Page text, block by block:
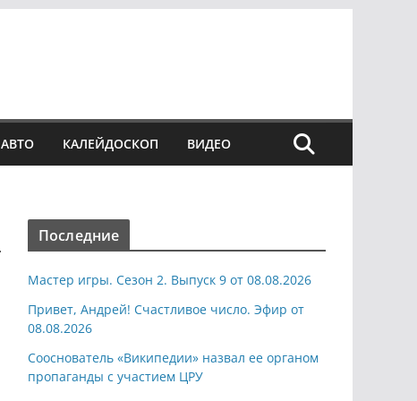
АВТО КАЛЕЙДОСКОП ВИДЕО
Последние
Мастер игры. Сезон 2. Выпуск 9 от 08.08.2026
Привет, Андрей! Счастливое число. Эфир от
08.08.2026
Сооснователь «Википедии» назвал ее органом
пропаганды с участием ЦРУ